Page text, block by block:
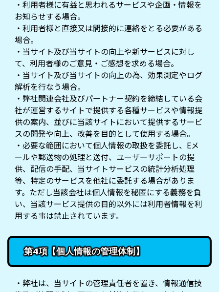
・利用者様に有益と思われるサービスや企画・情報を
お知らせする場合。
・利用者様と直接又は間接的に連絡をとる必要がある
場合。
・当サイト及び当サイトの向上や新サービスに対し
て、利用者様のご意見・ご感想を求める場合。
・当サイト及び当サイトの向上の為、効果測定やログ
解析を行なう場合。
・弊社関連会社及びパートナー契約を締結している会
社が運営するサイトで提供する各種サービスや情報提
供の案内、並びに当該サイトにおいて提供するサービ
スの開発や向上、改善を目的として使用する場合。
・必要な範囲において個人情報の取扱を委託し、Eメ
ールや郵送物の処理と送付、ユーザーサポートの提
供、配信の手配、当サイトサービスの統計分析処理
等、特定のサービスを他社に委託する場合がありま
す。ただし当該会社は個人情報を秘匿にする義務を負
い、当該サービス提供の目的以外には利用者情報を利
用する事は禁止されています。
第4項【個人情報の管理体制】
・弊社は、当サイトの管理責任者を置き、情報通信技